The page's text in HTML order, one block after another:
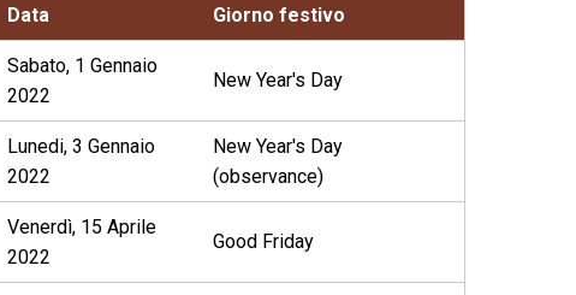
Data Giorno festivo
Sabato, 1 Gennaio
2022
New Year's Day
Lunedi, 3 Gennaio
2022
New Year's Day
(observance)
Venerdì, 15 Aprile
2022
Good Friday